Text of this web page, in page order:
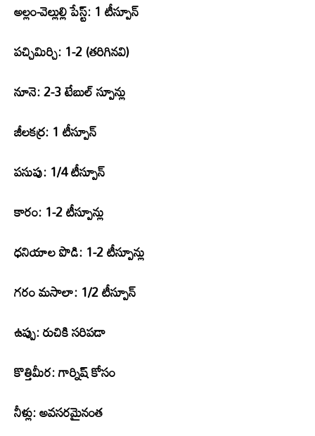
అల్లం-వెల్లుల్లి పేస్ట్: 1 టీస్పూన్
పచ్చిమిర్చి: 1-2 (తరిగినవి)
నూనె: 2-3 టేబుల్ స్పూన్లు
జీలకర్ర: 1 టీస్పూన్
పసుపు: 1/4 టీస్పూన్
కారం: 1-2 టీస్పూన్లు
ధనియాల పొడి: 1-2 టీస్పూన్లు
గరం మసాలా: 1/2 టీస్పూన్
ఉప్పు: రుచికి సరిపడా
కొత్తిమీర: గార్నిష్ కోసం
నీళ్లు: అవసరమైనంత